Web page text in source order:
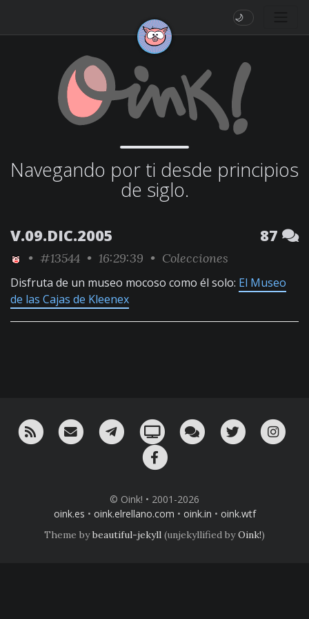
🌙
Navegando por ti desde principios
de siglo.
V.09.DIC.2005 87
• #13544 • 16:29:39 • Colecciones
Disfruta de un museo mocoso como él solo: El Museo
de las Cajas de Kleenex
RSS ¡Mándame un email!¡Nuestro canal en Telegram!
Oink! TV Charla con nosotros
Twitter
© Oink! • 2001-2026
oink.es • oink.elrellano.com • oink.in • oink.wtf
Theme bybeautiful-jekyll (unjekyllified byOink!)